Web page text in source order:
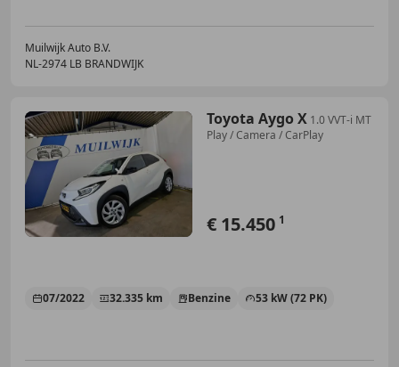
Muilwijk Auto B.V.
NL-2974 LB BRANDWIJK
Toyota Aygo X 1.0 VVT-i MT
Play / Camera / CarPlay
€ 15.450 1
07/2022 32.335 km Benzine 53 kW (72 PK)